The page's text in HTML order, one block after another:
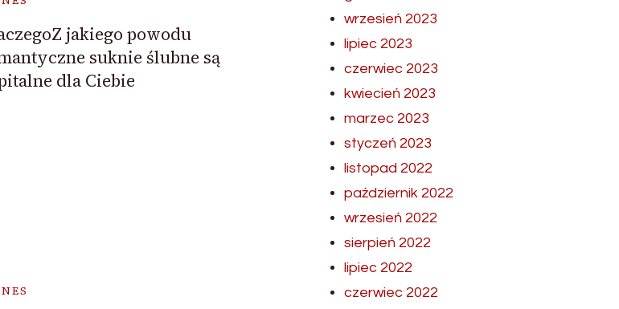
jakiego powodu
suknie ślubne są
dla Ciebie
wrzesień 2023
lipiec 2023
czerwiec 2023
kwiecień 2023
marzec 2023
styczeń 2023
listopad 2022
październik 2022
wrzesień 2022
sierpień 2022
lipiec 2022
czerwiec 2022